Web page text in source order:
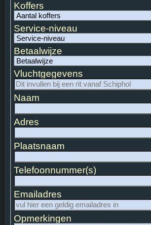
Koffers
Service-niveau
Betaalwijze
Vluchtgegevens
Naam
Adres
Plaatsnaam
Telefoonnummer(s)
Emailadres
Opmerkingen